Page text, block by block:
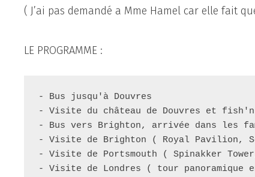
( J’ai pas demandé a Mme Hamel car elle fait
LE PROGRAMME :
- Bus jusqu'à Douvres
- Visite du château de Douvres et
- Bus vers Brighton, arrivée dans les
- Visite de Brighton ( Royal Pavilion,
- Visite de Portsmouth ( Spinakker
- Visite de Londres ( tour panoramique